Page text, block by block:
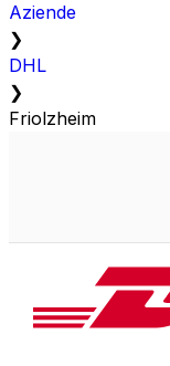
Aziende
❯
DHL
❯
Friolzheim